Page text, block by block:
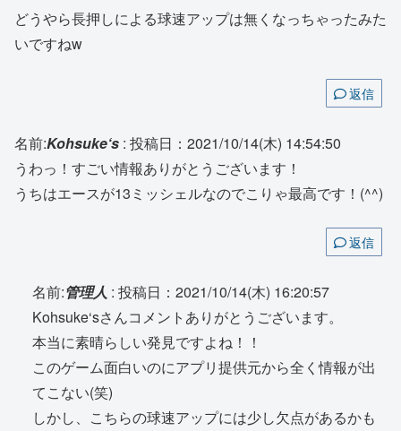
どうやら長押しによる球速アップは無くなっちゃったみた
いですねw
返信
名前:Kohsuke‘s : 投稿日：2021/10/14(木) 14:54:50
うわっ！すごい情報ありがとうございます！
うちはエースが13ミッシェルなのでこりゃ最高です！(^^)
返信
名前:管理人 : 投稿日：2021/10/14(木) 16:20:57
Kohsuke‘sさんコメントありがとうございます。
本当に素晴らしい発見ですよね！！
このゲーム面白いのにアプリ提供元から全く情報が出
てこない(笑)
しかし、こちらの球速アップには少し欠点があるかも